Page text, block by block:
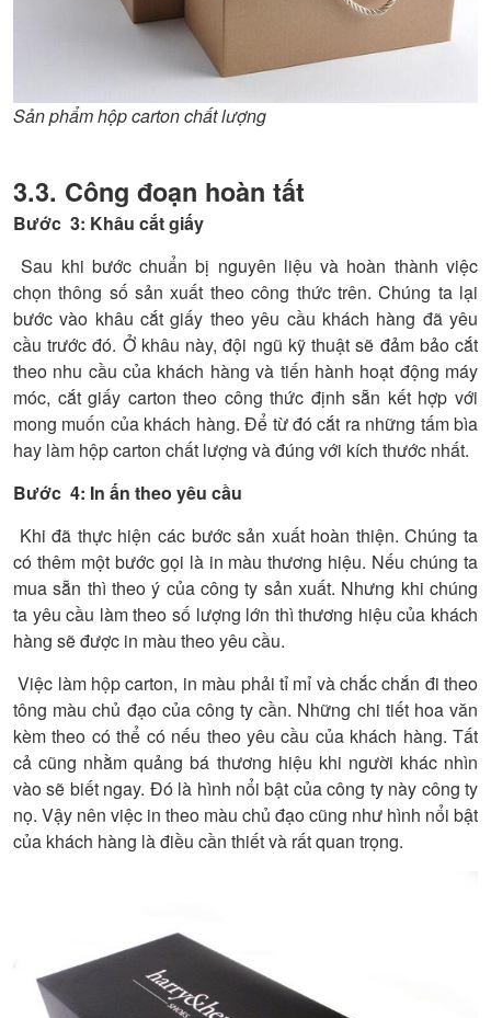
Sản phẩm hộp carton chất lượng
3.3. Công đoạn hoàn tất
Bước 3: Khâu cắt giấy
Sau khi bước chuẩn bị nguyên liệu và hoàn thành việc
chọn thông số sản xuất theo công thức trên. Chúng ta lại
bước vào khâu cắt giấy theo yêu cầu khách hàng đã yêu
cầu trước đó. Ở khâu này, đội ngũ kỹ thuật sẽ đảm bảo cắt
theo nhu cầu của khách hàng và tiến hành hoạt động máy
móc, cắt giấy carton theo công thức định sẵn kết hợp với
mong muốn của khách hàng. Để từ đó cắt ra những tấm bìa
hay làm hộp carton chất lượng và đúng với kích thước nhất.
Bước 4: In ấn theo yêu cầu
Khi đã thực hiện các bước sản xuất hoàn thiện. Chúng ta
có thêm một bước gọi là in màu thương hiệu. Nếu chúng ta
mua sẵn thì theo ý của công ty sản xuất. Nhưng khi chúng
ta yêu cầu làm theo số lượng lớn thì thương hiệu của khách
hàng sẽ được in màu theo yêu cầu.
Việc làm hộp carton, in màu phải tỉ mỉ và chắc chắn đi theo
tông màu chủ đạo của công ty cần. Những chi tiết hoa văn
kèm theo có thể có nếu theo yêu cầu của khách hàng. Tất
cả cũng nhằm quảng bá thương hiệu khi người khác nhìn
vào sẽ biết ngay. Đó là hình nổi bật của công ty này công ty
nọ. Vậy nên việc in theo màu chủ đạo cũng như hình nổi bật
của khách hàng là điều cần thiết và rất quan trọng.